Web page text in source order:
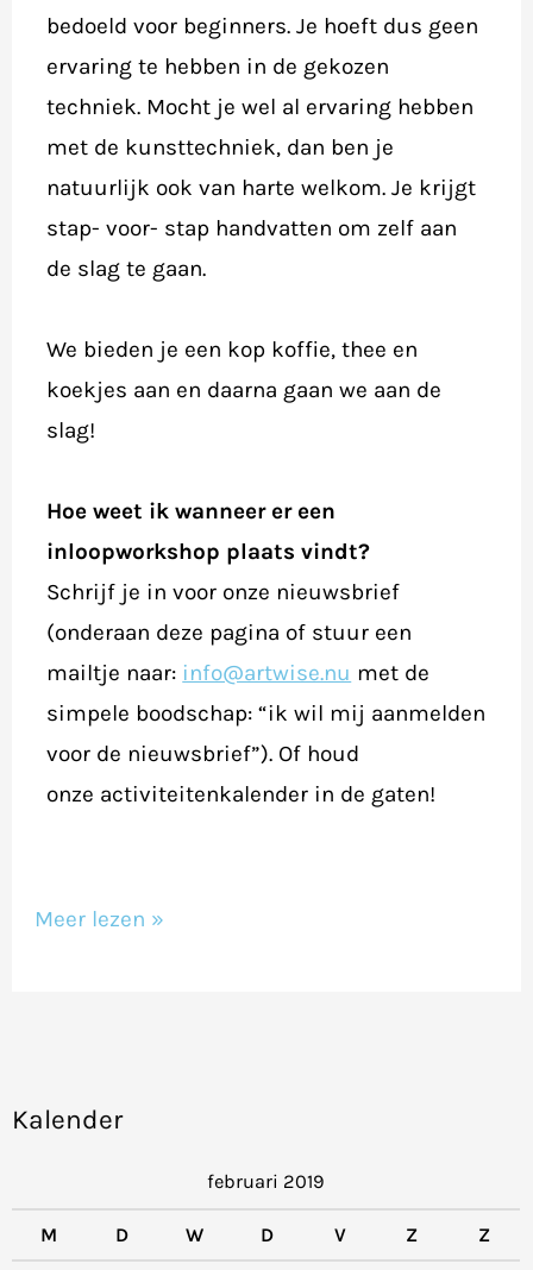
Kalender
februari 2019
M D W D V Z Z
bedoeld voor beginners. Je hoeft dus geen
ervaring te hebben in de gekozen
techniek. Mocht je wel al ervaring hebben
met de kunsttechniek, dan ben je
natuurlijk ook van harte welkom. Je krijgt
stap- voor- stap handvatten om zelf aan
de slag te gaan.
We bieden je een kop koffie, thee en
koekjes aan en daarna gaan we aan de
slag!
Hoe weet ik wanneer er een
inloopworkshop plaats vindt?
Schrijf je in voor onze nieuwsbrief
(onderaan deze pagina of stuur een
mailtje naar: info@artwise.nu met de
simpele boodschap: “ik wil mij aanmelden
voor de nieuwsbrief”). Of houd
onze activiteitenkalender in de gaten!
Meer lezen »